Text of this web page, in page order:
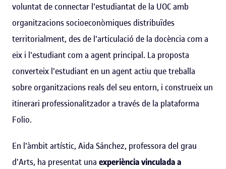
voluntat de connectar l'estudiantat de la UOC amb
organitzacions socioeconòmiques distribuïdes
territorialment, des de l'articulació de la docència com a
eix i l'estudiant com a agent principal. La proposta
converteix l'estudiant en un agent actiu que treballa
sobre organitzacions reals del seu entorn, i construeix un
itinerari professionalitzador a través de la plataforma
Folio.
En l'àmbit artístic, Aida Sánchez, professora del grau
d'Arts, ha presentat una experiència vinculada a